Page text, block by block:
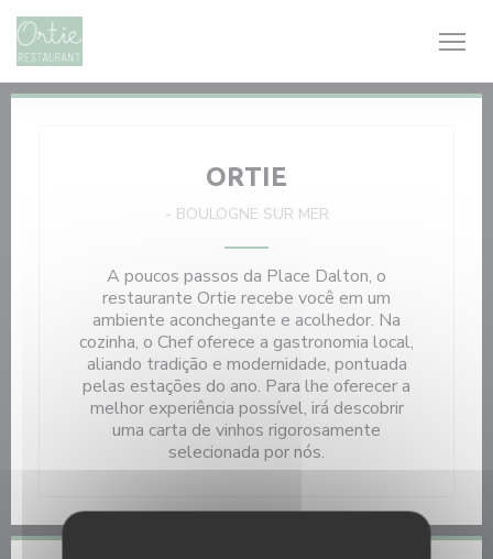
Painel de Gerenciamento de Cookies
ORTIE
- BOULOGNE SUR MER
A poucos passos da Place Dalton, o
restaurante Ortie recebe você em um
ambiente aconchegante e acolhedor. Na
cozinha, o Chef oferece a gastronomia local,
aliando tradição e modernidade, pontuada
pelas estações do ano. Para lhe oferecer a
melhor experiência possível, irá descobrir
uma carta de vinhos rigorosamente
selecionada por nós.